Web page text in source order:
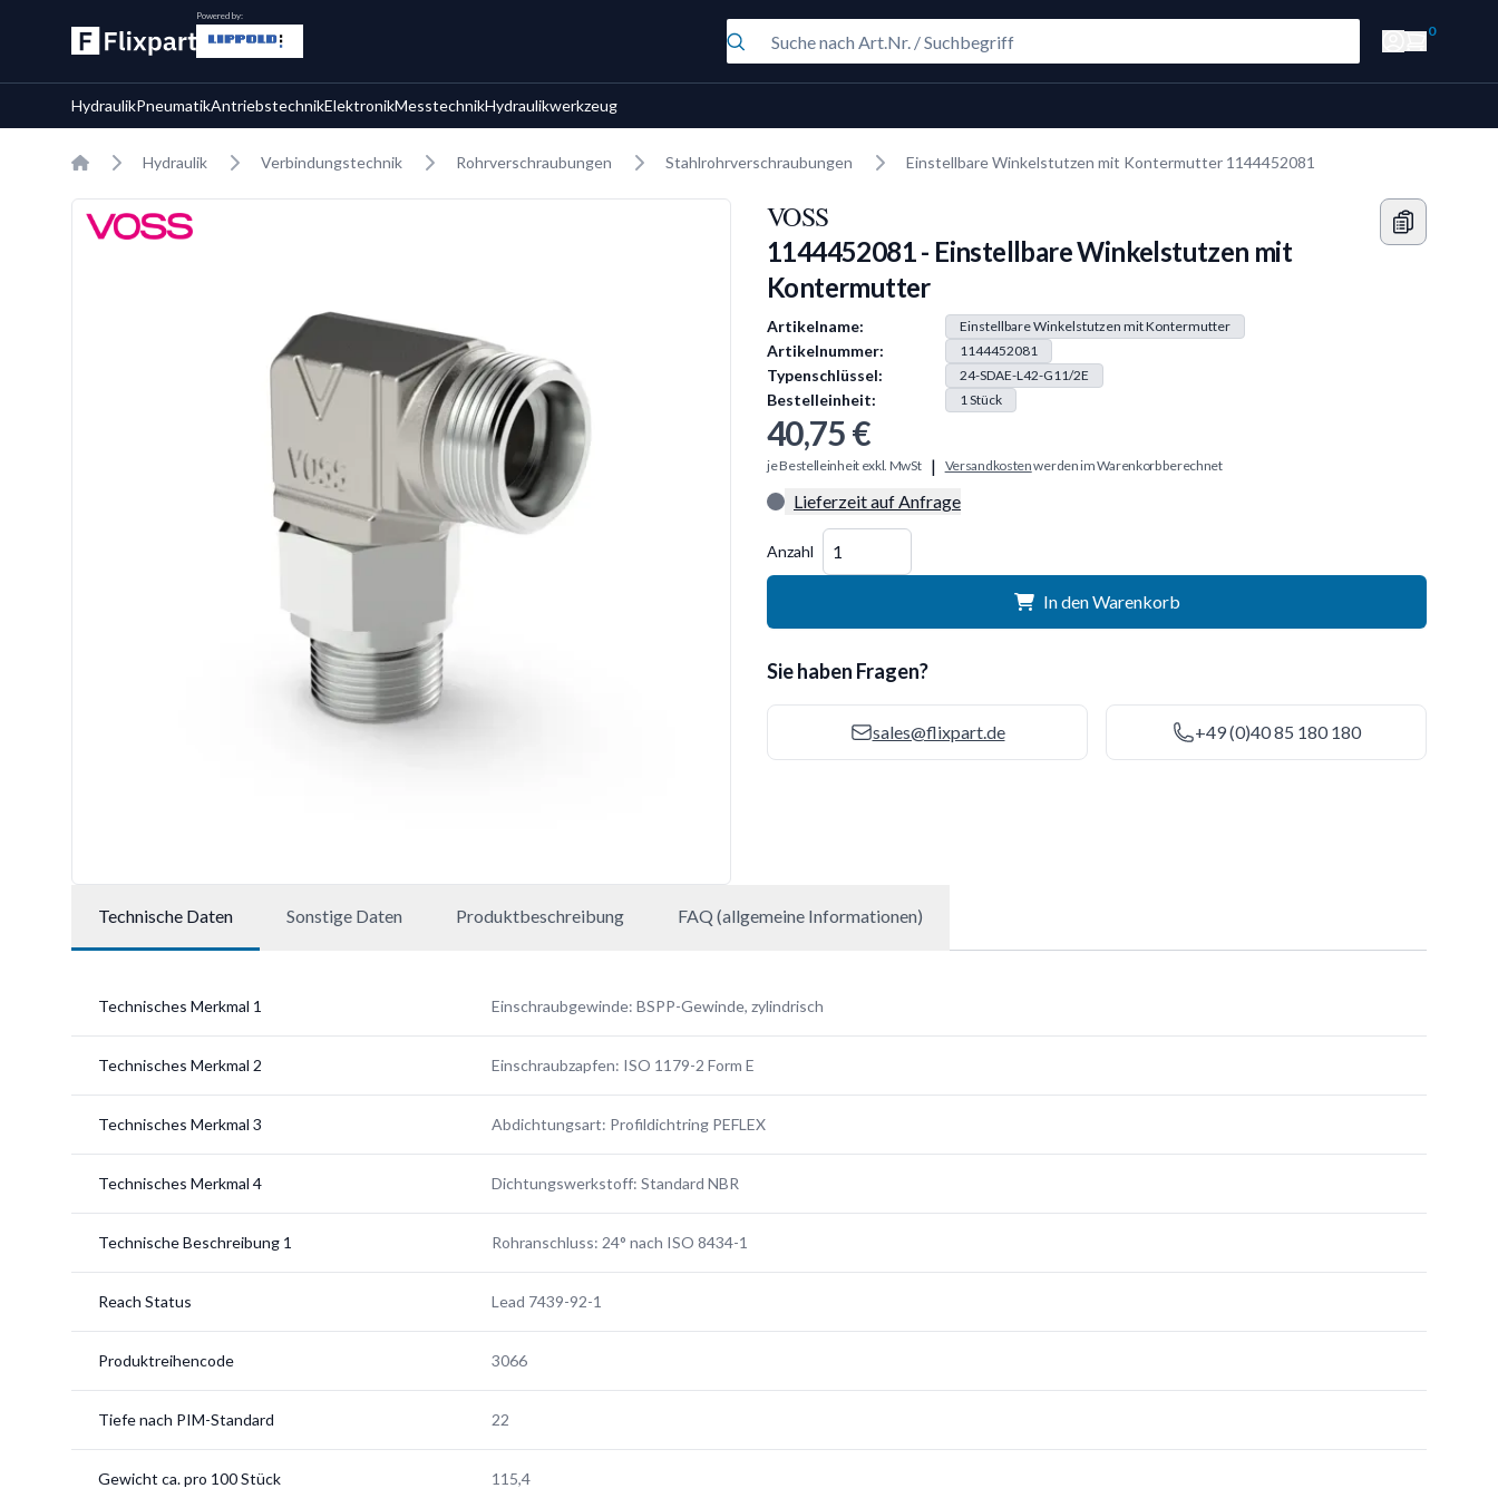
Powered by:
0
HydraulikPneumatikAntriebstechnikElektronikMesstechnikHydraulikwerkzeug
Home Hydraulik Verbindungstechnik Rohrverschraubungen Stahlrohrverschraubungen Einstellbare Winkelstutzen mit Kontermutter 1144452081
VOSS
1144452081 - Einstellbare Winkelstutzen mit
Kontermutter
Produkt Information
Artikelname: Einstellbare Winkelstutzen mit Kontermutter
Artikelnummer: 1144452081
Typenschlüssel: 24-SDAE-L42-G11/2E
Bestelleinheit: 1Stück
40,75 €
je Bestelleinheit exkl. MwSt | Versandkostenwerden im Warenkorb berechnet
Lieferzeit auf Anfrage
Anzahl
In den Warenkorb
Sie haben Fragen?
sales@flixpart.de +49 (0)40 85 180 180
Technische Daten Sonstige Daten Produktbeschreibung FAQ (allgemeine Informationen)
Technisches Merkmal 1 Einschraubgewinde: BSPP-Gewinde, zylindrisch
Technisches Merkmal 2 Einschraubzapfen: ISO 1179-2 Form E
Technisches Merkmal 3 Abdichtungsart: Profildichtring PEFLEX
Technisches Merkmal 4 Dichtungswerkstoff: Standard NBR
Technische Beschreibung 1 Rohranschluss: 24° nach ISO 8434-1
Reach Status Lead 7439-92-1
Produktreihencode 3066
Tiefe nach PIM-Standard 22
Gewicht ca. pro 100 Stück 115,4